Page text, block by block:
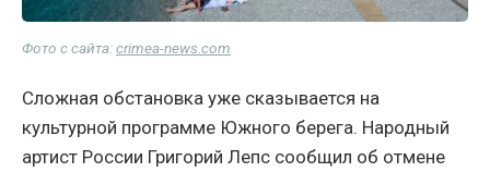
Фото с сайта:crimea-news.com
Сложная обстановка уже сказывается на
культурной программе Южного берега. Народный
артист России Григорий Лепс сообщил об отмене